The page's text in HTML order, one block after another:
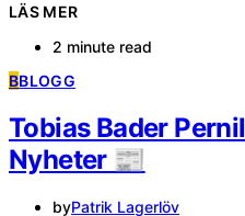
LÄS MER
2 minute read
BBLOGG
Tobias Bader
Nyheter 📰
byPatrik Lagerlöv